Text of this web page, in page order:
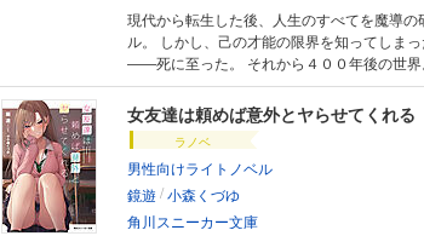
現代から転生した後、人生のすべてを魔導
ル。 しかし、己の才能の限界を知ってしま
――死に至った。 それから４００年後の世界。二度目の転生を遂げた彼
は、 前世で得た魔術の知識と力をそのまま
を目指し始める。 しかも、４００年の間に魔
数々は奇跡の業と呼べる次元となっていた――！ 「悪いが、俺はと
昔に人間辞めちまってるんだよな」 世界最高峰の魔法学院へ入学した大賢
者。彼の向かうところまさに敵なし！ 転生賢
開幕！
女友達は頼めば意外とヤらせてくれる
ラノベ
男性向けライトノベル
鏡遊/小森くづゆ
角川スニーカー文庫